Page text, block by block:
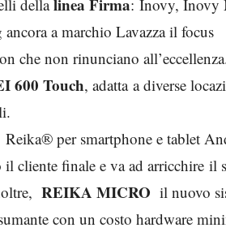
della
: Inovy, Inovy
a marchio Lavazza il focus
che non rinunciano
600 Touch, adatta a diverse
per smartphone e tablet
cliente finale e va ad arricchire il
REIKA MICRO il nuovo
con un costo hardware